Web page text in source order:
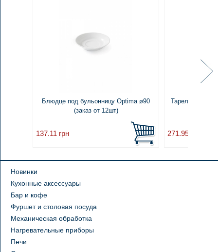
Блюдце под бульонницу Optima ø90
(заказ от 12шт)
137.11 грн
Тарелка
271.95
Новинки
Кухонные аксессуары
Бар и кофе
Фуршет и столовая посуда
Механическая обработка
Нагревательные приборы
Печи